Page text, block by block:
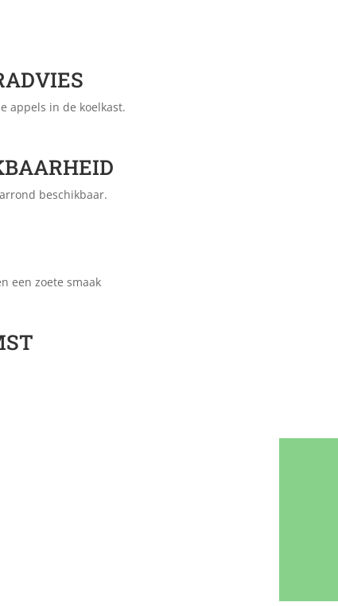
appels in de koelkast.
beschikbaar.
een zoete smaak